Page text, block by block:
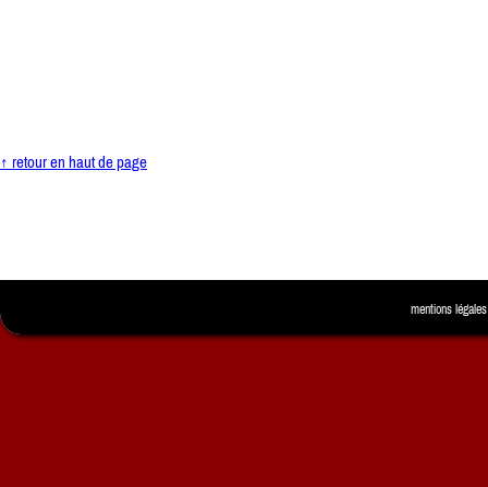
↑ retour en haut de page
mentions légales